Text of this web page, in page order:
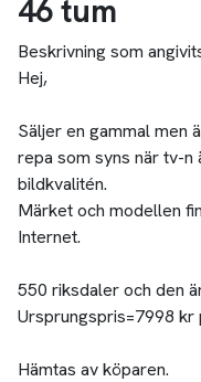
46 tum
Beskrivning som
Hej,
Säljer en gammal men
repa som syns när tv-
bildkvalitén.
Märket och modellen
Internet.
550 riksdaler och den
Ursprungspris=7998 kr
Hämtas av köparen.